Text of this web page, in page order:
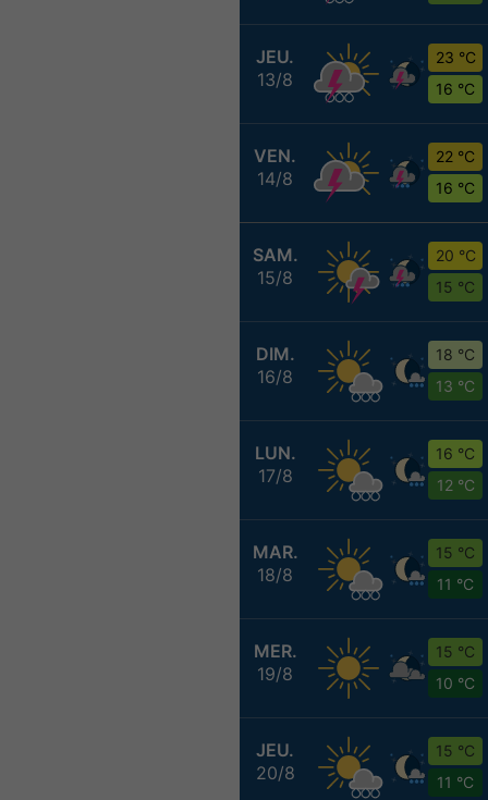
JEU.
13/8
23 °C
16 °C
VEN.
14/8
22 °C
16 °C
SAM.
15/8
20 °C
15 °C
DIM.
16/8
18 °C
13 °C
LUN.
17/8
16 °C
12 °C
MAR.
18/8
15 °C
11 °C
MER.
19/8
15 °C
10 °C
JEU.
20/8
15 °C
11 °C